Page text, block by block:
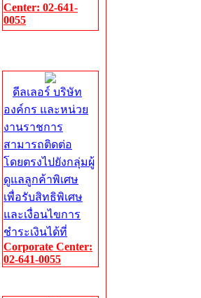
Center: 02-641-
0055
ดีลเลอร์ บริษัท
องค์กร และหน่วย
งานราชการ
สามารถติดต่อ
โดยตรงไปยังกลุ่มผู้
ดูแลลูกค้าพิเศษ
เพื่อรับสิทธิพิเศษ
และเงื่อนไขการ
ชำระเงินได้ที่
Corporate Center:
02-641-0055